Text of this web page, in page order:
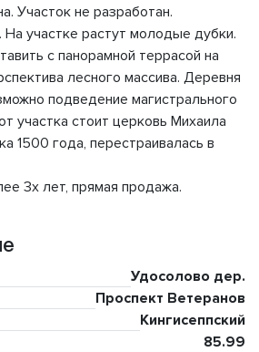
Участок не разработан.
участке растут молодые дубки.
с панорамной террасой на
лесного массива. Деревня
подведение магистрального
участка стоит церковь Михаила
1500 года, перестраивалась в
3х лет, прямая продажа.
Удосолово дер.
Проспект Ветеранов
Кингисеппский
85.99